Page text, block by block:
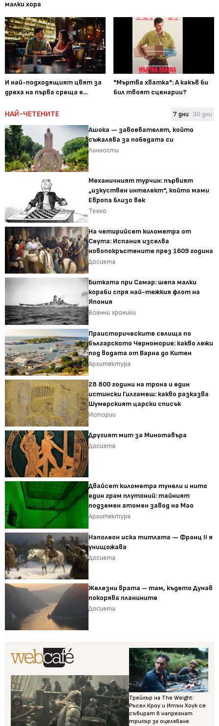
малки хора
И най-подходящият цвят за
дреха на първа среща е...
"Мъртва хватка": А какъв би
бил твоят сценарии?
НАЙ-ЧЕТЕНИТЕ 7 дни 30 дни
Ашока — завоевателят, който
съжалява за победата си
Личности
Механичният турчин: първият
„изкуствен интелект“, който мами
Европа близо век
Техно
На четирийсет километра от
Сеута: Испания изселва
новопокръстените през 1609 година
Досиета
Битката при Самар: шепа малки
кораби спря най-тежкия флот на
Япония
Военни хроники
Праисторическите селища по
българското Черноморие: какво лежи
под водата от Варна до Китен
Архитектура
28 800 години на трона и един
истински Гилгамеш: какво разказва
Шумерският царски списък
Истории
Другият мит за Минотавъра
Досиета
Двайсет километра тунели и нито
един грам плутоний: тайният
подземен атомен завод на Мао
Архитектура
Наполеон иска титлата — Франц II я
унищожава
Досиета
Железни врата – там, където Дунав
покорява планините
Досиета
Трейлър на The Weight:
Ръсел Кроу и Итън Хоук се
събират в напрегнат
трилър за оцеляване